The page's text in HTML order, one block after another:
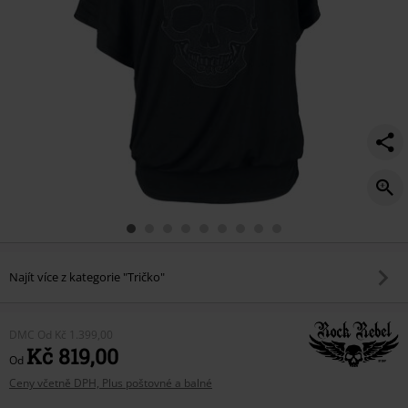
Najít více z kategorie "Tričko"
DMC Od Kč 1.399,00
Od Kč 819,00
Ceny včetně DPH, Plus poštovné a balné